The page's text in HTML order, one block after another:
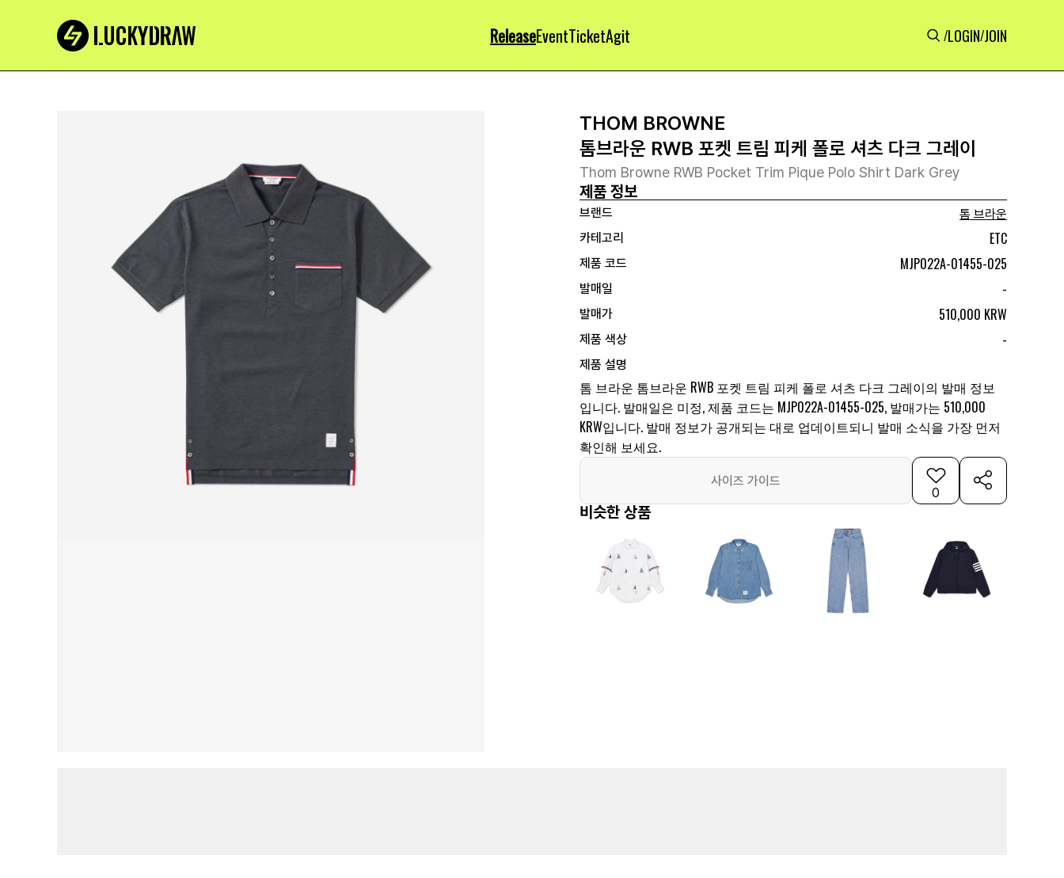
ReleaseEventTicketAgit /LOGIN/JOIN
THOM BROWNE
톰브라운 RWB 포켓 트림 피케 폴로 셔츠 다크 그레이
Thom Browne RWB Pocket Trim Pique Polo Shirt Dark Grey
제품 정보
브랜드
톰 브라운
카테고리
ETC
제품 코드 MJP022A-01455-025
발매일 -
발매가 510,000 KRW
제품 색상 -
제품 설명
톰 브라운 톰브라운 RWB 포켓 트림 피케 폴로 셔츠 다크 그레이의 발매 정보
입니다. 발매일은 미정, 제품 코드는 MJP022A-01455-025, 발매가는 510,000
KRW입니다. 발매 정보가 공개되는 대로 업데이트되니 발매 소식을 가장 먼저
확인해 보세요.
사이즈 가이드
0
비슷한 상품